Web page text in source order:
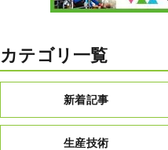
カテゴリ一覧
新着記事
生産技術